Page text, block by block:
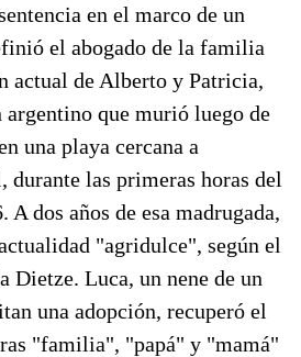
en el marco de un
el abogado de la familia
actual de Alberto y Patricia,
argentino que murió luego de
una playa cercana a
durante las primeras horas del
A dos años de esa madrugada,
"agridulce", según el
Dietze. Luca, un nene de un
una adopción, recuperó el
"familia", "papá" y "mamá"